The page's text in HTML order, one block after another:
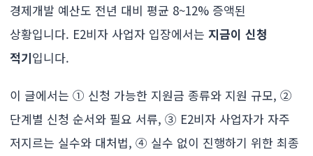
경제개발 예산도 전년 대비 평균 8~12% 증액된
상황입니다. E2비자 사업자 입장에서는 지금이 신청
적기입니다.
이 글에서는 ① 신청 가능한 지원금 종류와 지원 규모, ②
단계별 신청 순서와 필요 서류, ③ E2비자 사업자가 자주
저지르는 실수와 대처법, ④ 실수 없이 진행하기 위한 최종